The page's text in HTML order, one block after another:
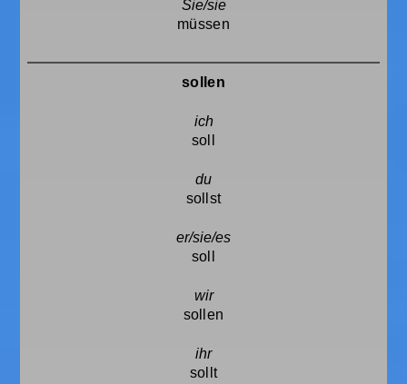
müssen
sollen
soll
sollst
soll
sollen
sollt